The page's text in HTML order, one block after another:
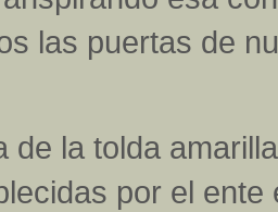
las puertas de
de la tolda
por el